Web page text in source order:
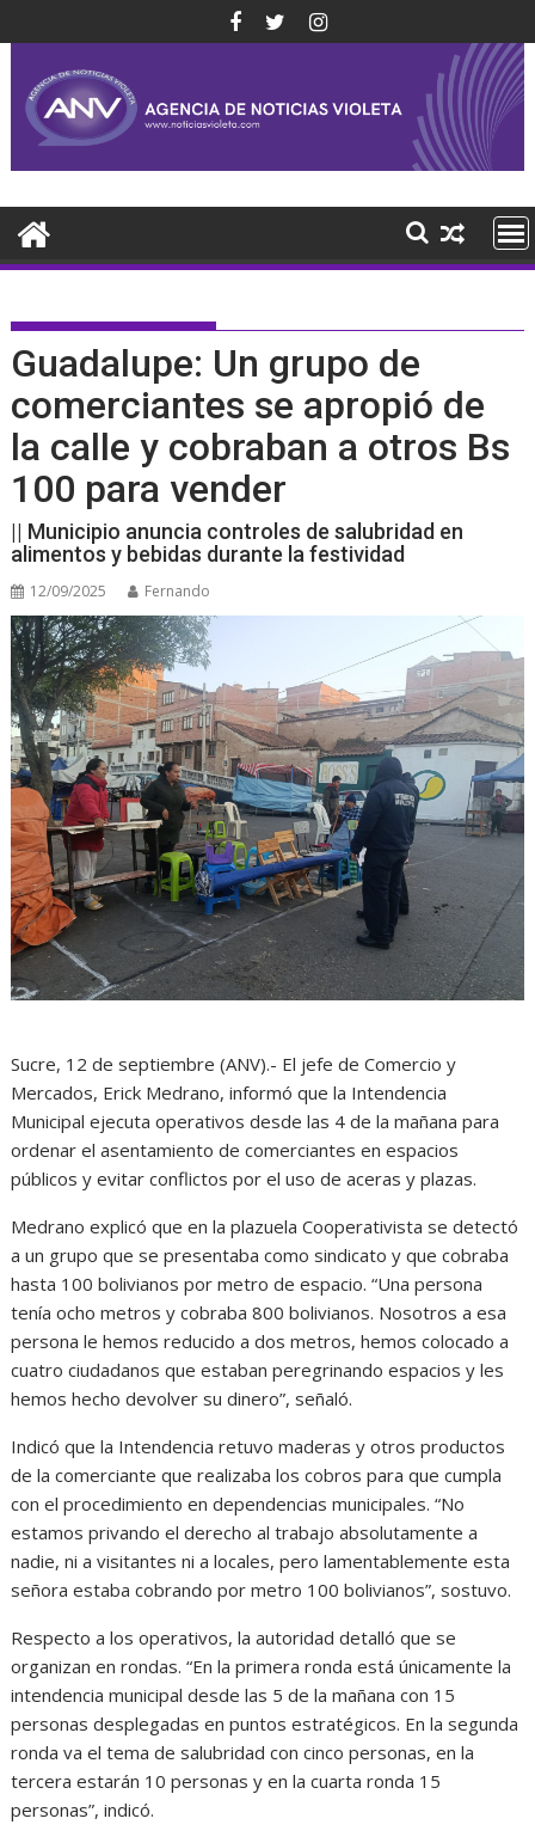
al
contenido
Guadalupe: Un grupo de
comerciantes se apropió de
la calle y cobraban a otros Bs
100 para vender
|| Municipio anuncia controles de salubridad en
alimentos y bebidas durante la festividad
12/09/2025 Fernando
Sucre, 12 de septiembre (ANV).- El jefe de Comercio y
Mercados, Erick Medrano, informó que la Intendencia
Municipal ejecuta operativos desde las 4 de la mañana para
ordenar el asentamiento de comerciantes en espacios
públicos y evitar conflictos por el uso de aceras y plazas.
Medrano explicó que en la plazuela Cooperativista se detectó
a un grupo que se presentaba como sindicato y que cobraba
hasta 100 bolivianos por metro de espacio. “Una persona
tenía ocho metros y cobraba 800 bolivianos. Nosotros a esa
persona le hemos reducido a dos metros, hemos colocado a
cuatro ciudadanos que estaban peregrinando espacios y les
hemos hecho devolver su dinero”, señaló.
Indicó que la Intendencia retuvo maderas y otros productos
de la comerciante que realizaba los cobros para que cumpla
con el procedimiento en dependencias municipales. “No
estamos privando el derecho al trabajo absolutamente a
nadie, ni a visitantes ni a locales, pero lamentablemente esta
señora estaba cobrando por metro 100 bolivianos”, sostuvo.
Respecto a los operativos, la autoridad detalló que se
organizan en rondas. “En la primera ronda está únicamente la
intendencia municipal desde las 5 de la mañana con 15
personas desplegadas en puntos estratégicos. En la segunda
ronda va el tema de salubridad con cinco personas, en la
tercera estarán 10 personas y en la cuarta ronda 15
personas”, indicó.